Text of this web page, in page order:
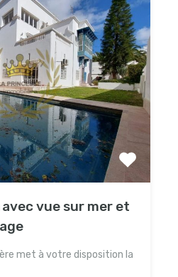
vue sur mer et
met à votre disposition la